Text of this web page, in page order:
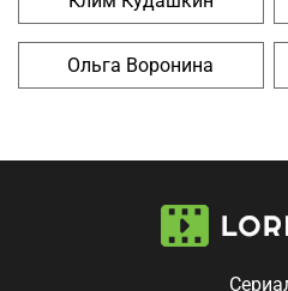
Ольга Воронина